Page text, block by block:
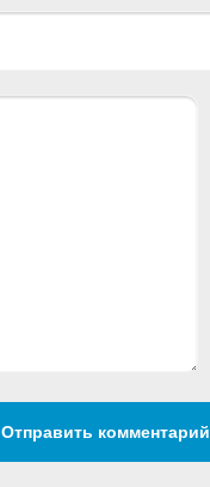
Отправить комментарий